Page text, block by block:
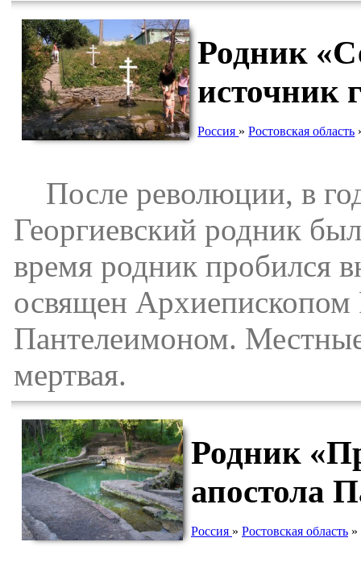
Родник
источник
Россия »Ростовская область
После революции, в
Георгиевский родник
время родник пробился
освящен Архиепископом
Пантелеимоном.
мертвая.
Родник
апостола
Россия » Ростовская область »